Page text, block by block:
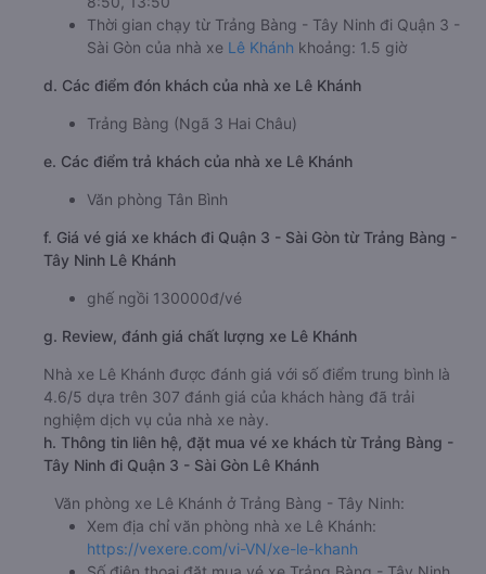
Giờ xuất phát ở Trảng Bàng - Tây Ninh: 04:20,
04:50, 06:20, 07:20, 12:20
Giờ đến nơi ở Quận 3 - Sài Gòn: 5:50, 6:20, 7:50,
8:50, 13:50
Sài Gòn của nhà xe Lê Khánhkhoảng: 1.5 giờ
d. Các điểm đón khách của nhà xe Lê Khánh
Trảng Bàng (Ngã 3 Hai Châu)
e. Các điểm trả khách của nhà xe Lê Khánh
Tây Ninh Lê Khánh
ghế ngồi 130000đ/vé
g. Review, đánh giá chất lượng xe Lê Khánh
Nhà xe Lê Khánh được đánh giá với số điểm trung bình là
4.6/5 dựa trên 307 đánh giá của khách hàng đã trải
nghiệm dịch vụ của nhà xe này.
h. Thông tin liên hệ, đặt mua vé xe khách từ Trảng Bàng -
Tây Ninh đi Quận 3 - Sài Gòn Lê Khánh